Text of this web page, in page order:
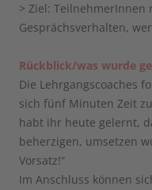
> Ziel: TeilnehmerInnen
Gesprächsverhalten,
Rückblick/was wurde
Die Lehrgangscoaches
sich fünf Minuten Zeit
habt ihr heute gelernt,
beherzigen, umsetzen
Vorsatz!“
Im Anschluss können